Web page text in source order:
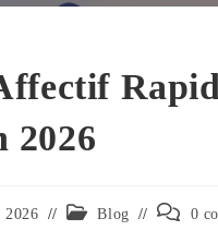
2026
2026 Blog 0